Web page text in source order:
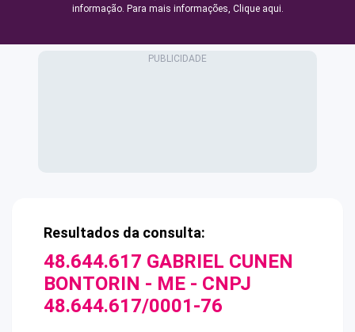
informação. Para mais informações, Clique aqui.
Resultados da consulta:
48.644.617 GABRIEL CUNEN
BONTORIN - ME - CNPJ
48.644.617/0001-76